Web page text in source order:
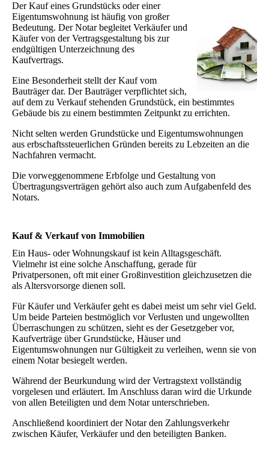
Der Kauf eines Grundstücks oder einer
Eigentumswohnung ist häufig von großer
Bedeutung. Der Notar begleitet Verkäufer und
Käufer von der Vertragsgestaltung bis zur
endgültigen Unterzeichnung des
Kaufvertrags.
Eine Besonderheit stellt der Kauf vom
Bauträger dar. Der Bauträger verpflichtet sich,
auf dem zu Verkauf stehenden Grundstück, ein bestimmtes
Gebäude bis zu einem bestimmten Zeitpunkt zu errichten.
Nicht selten werden Grundstücke und Eigentumswohnungen
aus erbschaftssteuerlichen Gründen bereits zu Lebzeiten an die
Nachfahren vermacht.
Die vorweggenommene Erbfolge und Gestaltung von
Übertragungsverträgen gehört also auch zum Aufgabenfeld des
Notars.
Kauf & Verkauf von Immobilien
Ein Haus- oder Wohnungskauf ist kein Alltagsgeschäft.
Vielmehr ist eine solche Anschaffung, gerade für
Privatpersonen, oft mit einer Großinvestition gleichzusetzen die
als Altersvorsorge dienen soll.
Für Käufer und Verkäufer geht es dabei meist um sehr viel Geld.
Um beide Parteien bestmöglich vor Verlusten und ungewollten
Überraschungen zu schützen, sieht es der Gesetzgeber vor,
Kaufverträge über Grundstücke, Häuser und
Eigentumswohnungen nur Gültigkeit zu verleihen, wenn sie von
einem Notar besiegelt werden.
Während der Beurkundung wird der Vertragstext vollständig
vorgelesen und erläutert. Im Anschluss daran wird die Urkunde
von allen Beteiligten und dem Notar unterschrieben.
Anschließend koordiniert der Notar den Zahlungsverkehr
zwischen Käufer, Verkäufer und den beteiligten Banken.